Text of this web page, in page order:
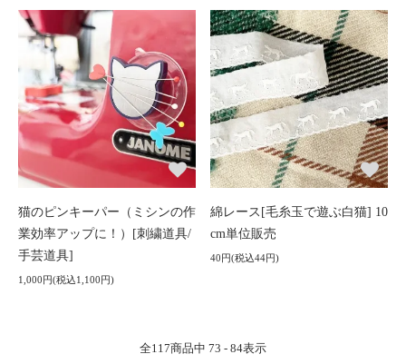
猫のピンキーパー（ミシンの作
業効率アップに！）[刺繍道具/
手芸道具]
1,000円(税込1,100円)
綿レース[毛糸玉で遊ぶ白猫] 10
cm単位販売
40円(税込44円)
全117商品中 73 - 84表示